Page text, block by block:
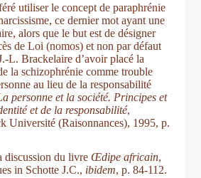
utiliser le concept de paraphrénie
ce dernier mot ayant une
alors que le but est de désigner
de Loi (nomos) et non par défaut
L. Brackelaire d’avoir placé la
la schizophrénie comme trouble
au lieu de la responsabilité
personne et la société. Principes et
et de la responsabilité,
Université (Raisonnances), 1995, p.
discussion du livreŒdipe africain,
in Schotte J.C., ibidem, p. 84-112.